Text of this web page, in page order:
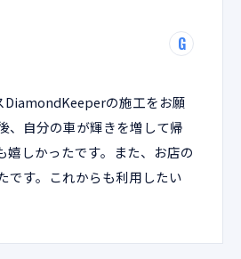
G
DiamondKeeperの施工をお願
、自分の車が輝きを増して帰
嬉しかったです。また、お店の
です。これからも利用したい